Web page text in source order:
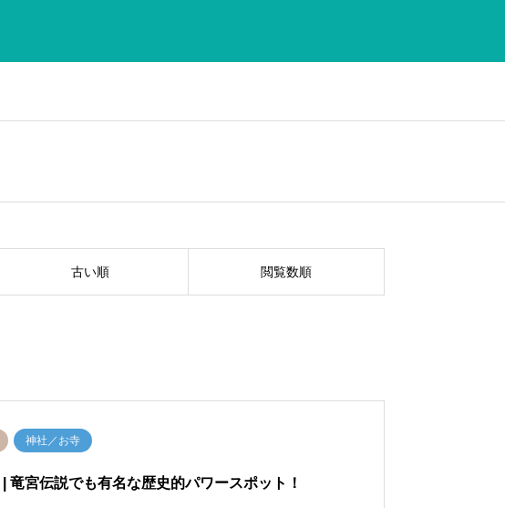
古い順 閲覧数順
神社／お寺
| 竜宮伝説でも有名な歴史的パワースポット！